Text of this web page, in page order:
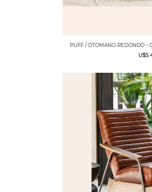
PUFF / OTOMANO REDONDO -
U$S